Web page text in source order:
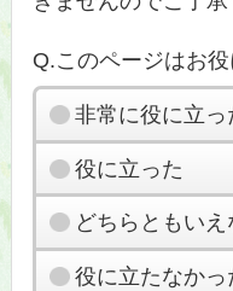
Q.このページはお
非常に役に立っ
役に立った
どちらともいえ
役に立たなかっ